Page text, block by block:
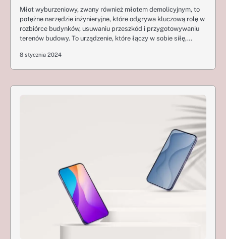
Młot wyburzeniowy, zwany również młotem demolicyjnym, to
potężne narzędzie inżynieryjne, które odgrywa kluczową rolę w
rozbiórce budynków, usuwaniu przeszkód i przygotowywaniu
terenów budowy. To urządzenie, które łączy w sobie siłę,…
8 stycznia 2024